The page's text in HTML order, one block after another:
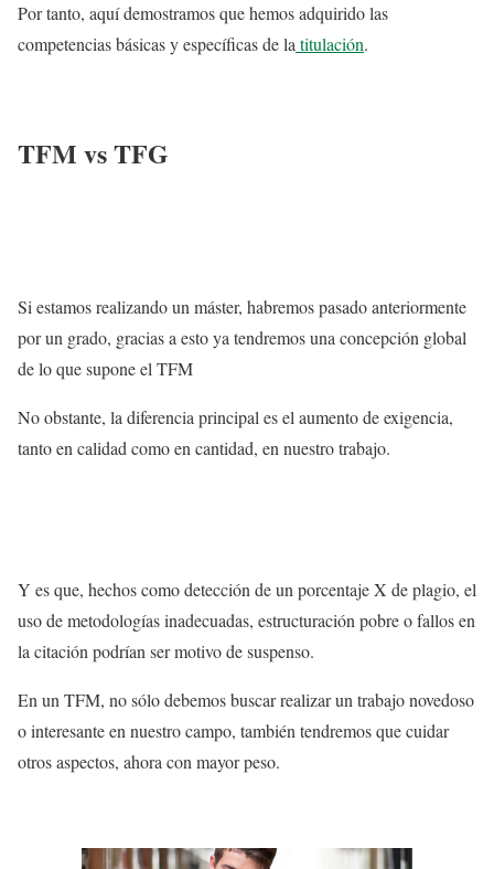
Por tanto, aquí demostramos que hemos adquirido las
competencias básicas y específicas de latitulación.
TFM vs TFG
Si estamos realizando un máster, habremos pasado anteriormente
por un grado, gracias a esto ya tendremos una concepción global
de lo que supone el TFM
No obstante, la diferencia principal es el aumento de exigencia,
tanto en calidad como en cantidad, en nuestro trabajo.
Y es que, hechos como detección de un porcentaje X de plagio, el
uso de metodologías inadecuadas, estructuración pobre o fallos en
la citación podrían ser motivo de suspenso.
En un TFM, no sólo debemos buscar realizar un trabajo novedoso
o interesante en nuestro campo, también tendremos que cuidar
otros aspectos, ahora con mayor peso.